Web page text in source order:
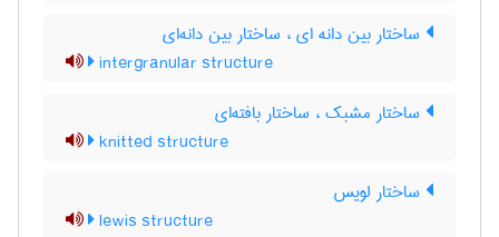
ساختار بین دانه ای ، ساختار بین دانه‌ای
intergranular structure
ساختار مشبک ، ساختار بافته‌ای
knitted structure
ساختار لویس
lewis structure